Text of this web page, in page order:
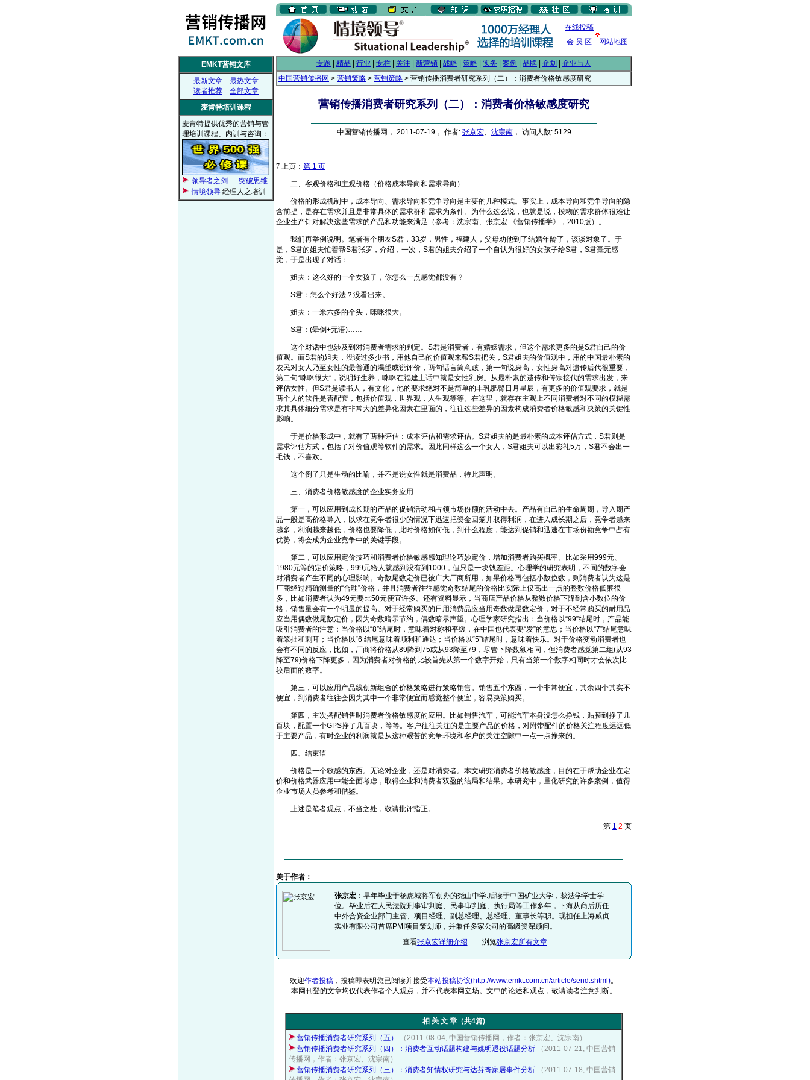
在线投稿
会 员 区
网站地图
EMKT营销文库
最新文章
最热文章
读者推荐
全部文章
麦肯特培训课程
麦肯特提供优秀的营销与管
理培训课程、内训与咨询：
领导者之剑 － 突破思维
情境领导 经理人之培训
专题 精品 行业 专栏 关注 新营销 战略 策略 实务 案例 品牌 企划
企业与人
中国营销传播网 > 营销策略 > 营销策略 > 营销传播消费者研究系列（二）：消费者价格敏感度研究
营销传播消费者研究系列（二）：消费者价格敏感度研究
中国营销传播网， 2011-07-19， 作者: 张京宏、 沈宗南， 访问人数: 5129
7 上页： 第 1 页
二、客观价格和主观价格（价格成本导向和需求导向）
价格的形成机制中，成本导向、需求导向和竞争导向是主要的几种模式。事实上，成本导向和竞争导向的隐
含前提，是存在需求并且是非常具体的需求群和需求为条件。为什么这么说，也就是说，模糊的需求群体很难让
企业生产针对解决这些需求的产品和功能来满足（参考：沈宗南、张京宏 《营销传播学》，2010版）。
我们再举例说明。笔者有个朋友S君，33岁，男性，福建人，父母劝他到了结婚年龄了，该谈对象了。于
是，S君的姐夫忙着帮S君张罗，介绍，一次，S君的姐夫介绍了一个自认为很好的女孩子给S君，S君毫无感
觉，于是出现了对话：
姐夫：这么好的一个女孩子，你怎么一点感觉都没有？
S君：怎么个好法？没看出来。
姐夫：一米六多的个头，咪咪很大。
S君：(晕倒+无语)……
这个对话中也涉及到对消费者需求的判定。S君是消费者，有婚姻需求，但这个需求更多的是S君自己的价
值观。而S君的姐夫，没读过多少书，用他自己的价值观来帮S君把关，S君姐夫的价值观中，用的中国最朴素的
农民对女人乃至女性的最普通的渴望或说评价，两句话言简意赅，第一句说身高，女性身高对遗传后代很重要，
第二句“咪咪很大”，说明好生养，咪咪在福建土话中就是女性乳房。从最朴素的遗传和传宗接代的需求出发，来
评估女性。但S君是读书人，有文化，他的要求绝对不是简单的丰乳肥臀日月星辰，有更多的价值观要求，就是
两个人的软件是否配套，包括价值观，世界观，人生观等等。在这里，就存在主观上不同消费者对不同的模糊需
求其具体细分需求是有非常大的差异化因素在里面的，往往这些差异的因素构成消费者价格敏感和决策的关键性
影响。
于是价格形成中，就有了两种评估：成本评估和需求评估。S君姐夫的是最朴素的成本评估方式，S君则是
需求评估方式，包括了对价值观等软件的需求。因此同样这么一个女人，S君姐夫可以出彩礼5万，S君不会出一
毛钱，不喜欢。
这个例子只是生动的比喻，并不是说女性就是消费品，特此声明。
三、消费者价格敏感度的企业实务应用
第一，可以应用到成长期的产品的促销活动和占领市场份额的活动中去。产品有自己的生命周期，导入期产
品一般是高价格导入，以求在竞争者很少的情况下迅速把资金回笼并取得利润，在进入成长期之后，竞争者越来
越多，利润越来越低，价格也要降低，此时价格如何低，到什么程度，能达到促销和迅速在市场份额竞争中占有
优势，将会成为企业竞争中的关键手段。
第二，可以应用定价技巧和消费者价格敏感感知理论巧妙定价，增加消费者购买概率。比如采用999元、
1980元等的定价策略，999元给人就感到没有到1000，但只是一块钱差距。心理学的研究表明，不同的数字会
对消费者产生不同的心理影响。奇数尾数定价已被广大厂商所用，如果价格再包括小数位数，则消费者认为这是
厂商经过精确测量的“合理”价格，并且消费者往往感觉奇数结尾的价格比实际上仅高出一点的整数价格低廉很
多，比如消费者认为49元要比50元便宜许多。还有资料显示，当商店产品价格从整数价格下降到含小数位的价
格，销售量会有一个明显的提高。对于经常购买的日用消费品应当用奇数做尾数定价，对于不经常购买的耐用品
应当用偶数做尾数定价，因为奇数暗示节约，偶数暗示声望。心理学家研究指出：当价格以“99”结尾时，产品能
吸引消费者的注意；当价格以“8”结尾时，意味着对称和平缓，在中国也代表要“发”的意思；当价格以“7”结尾意味
着笨拙和刺耳；当价格以“6 结尾意味着顺利和通达；当价格以“5”结尾时，意味着快乐。对于价格变动消费者也
会有不同的反应，比如，厂商将价格从89降到75或从93降至79，尽管下降数额相同，但消费者感觉第二组(从93
降至79)价格下降更多，因为消费者对价格的比较首先从第一个数字开始，只有当第一个数字相同时才会依次比
较后面的数字。
第三，可以应用产品线创新组合的价格策略进行策略销售。销售五个东西，一个非常便宜，其余四个其实不
便宜，到消费者往往会因为其中一个非常便宜而感觉整个便宜，容易决策购买。
第四，主次搭配销售时消费者价格敏感度的应用。比如销售汽车，可能汽车本身没怎么挣钱，贴膜到挣了几
百块，配置一个GPS挣了几百块，等等。客户往往关注的是主要产品的价格，对附带配件的价格关注程度远远低
于主要产品，有时企业的利润就是从这种艰苦的竞争环境和客户的关注空隙中一点一点挣来的。
四、结束语
价格是一个敏感的东西。无论对企业，还是对消费者。本文研究消费者价格敏感度，目的在于帮助企业在定
价和价格武器应用中能全面考虑，取得企业和消费者双盈的结局和结果。本研究中，量化研究的许多案例，值得
企业市场人员参考和借鉴。
上述是笔者观点，不当之处，敬请批评指正。
第 1 2 页
关于作者：
张京宏 ：早年毕业于杨虎城将军创办的尧山中学.后读于中国矿业大学，获法学学士学
位。毕业后在人民法院刑事审判庭、民事审判庭、执行局等工作多年，下海从商后历任
中外合资企业部门主管、项目经理、副总经理、总经理、董事长等职。现担任上海威贞
实业有限公司首席PMI项目策划师，并兼任多家公司的高级资深顾问。
查看张京宏详细介绍 浏览张京宏所有文章
欢迎作者投稿 ，投稿即表明您已阅读并接受本站投稿协议(http://www.emkt.com.cn/article/send.shtml)。
本网刊登的文章均仅代表作者个人观点，并不代表本网立场。文中的论述和观点，敬请读者注意判断。
相 关 文 章（共4篇)
营销传播消费者研究系列（五）
（2011-08-04, 中国营销传播网，作者：张京宏、沈宗南）
营销传播消费者研究系列（四）：消费者互动话题构建与姚明退役话题分析
（2011-07-21, 中国营销
传播网，作者：张京宏、沈宗南）
营销传播消费者研究系列（三）：消费者知情权研究与达芬奇家居事件分析
（2011-07-18, 中国营销